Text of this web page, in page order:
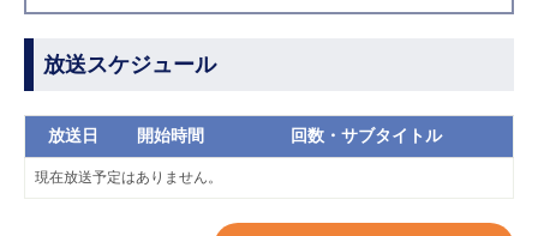
放送スケジュール
放送日 開始時間 回数・サブタイトル
現在放送予定はありません。